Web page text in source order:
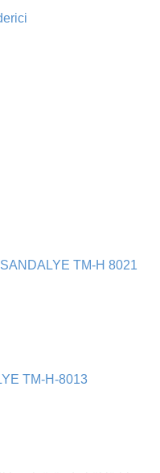
TM-H 8021
TM-H-8013